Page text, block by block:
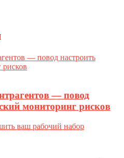
— повод
мониторинг рисков